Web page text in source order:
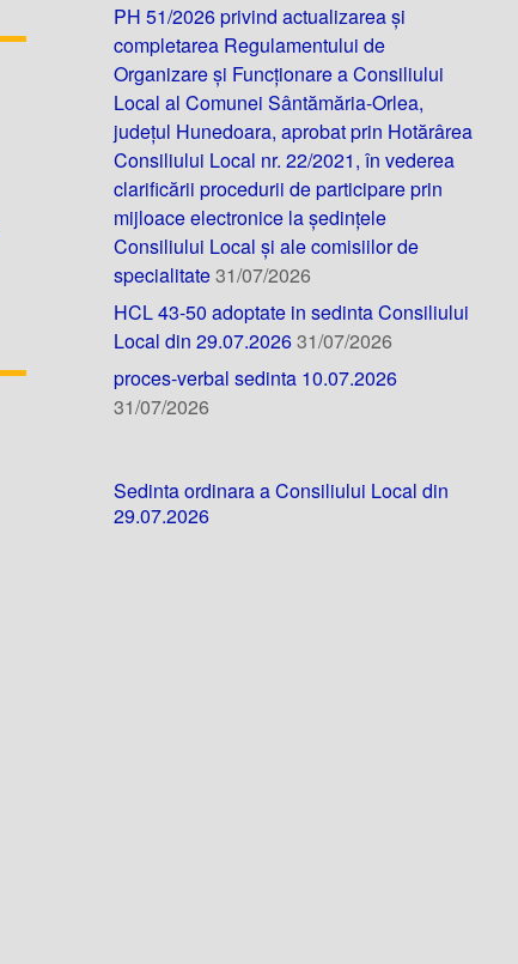
PH 51/2026 privind actualizarea și
completarea Regulamentului de
Organizare și Funcționare a Consiliului
Local al Comunei Sântămăria-Orlea,
județul Hunedoara, aprobat prin Hotărârea
Consiliului Local nr. 22/2021, în vederea
clarificării procedurii de participare prin
mijloace electronice la ședințele
Consiliului Local și ale comisiilor de
specialitate31/07/2026
HCL 43-50 adoptate in sedinta Consiliului
Local din 29.07.202631/07/2026
proces-verbal sedinta 10.07.2026
31/07/2026
Sedinta ordinara a Consiliului Local din
29.07.2026